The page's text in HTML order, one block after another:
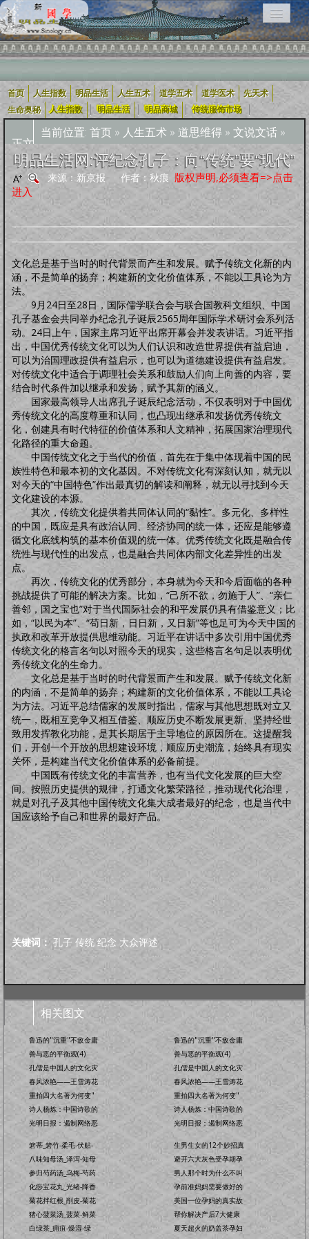
相关栏目导航：
用户入口导航
企业用户 道学五术 人生五术 社会科技 学术研究 宗教融合
道学经
典
四库全
书
苑
养生撷
粹
道家文
化
哲学宗
教
古典散
文
词
古典小
说
外国文
学
新约 旧
约
可兰经
约
学
佛教经
文
人生指数
人生指数 社会指数 职业指数 道德指数 基元指数 康寿指数
先天指数
上古咒语
明品生活
调养保健 鸡汤杂谈 风水家居 中正汉服 文化活动 海宇天堂
五力三要
虚拟人生
虚拟父母
人生五术
技能职场 婚恋家庭 人际社交 思维道德
道学五术
道学卜算术 道学命理术 道学仙山术 道学相术
道学医术
中药常识 中药方剂 药膳食谱 偏方秘方 药酒秘方 经络穴位
道医药浴
道医药茶
人间万象
综合动态 书画播报 文化活动
往事旧闻
动态公告 往事旧闻
婴童架构
新生婴儿 零壹岁婴儿 一三岁婴幼 三六岁幼儿 胎教常识
胎教音乐
心理行为
亲子游戏 安全教育 婴儿食谱 妈妈食谱
生命奥秘
生命探索 数理研究 医学技术 世界科研
先天根基
怀孕前 怀孕期 分娩期 产后期
婴幼卫保
健康教育 家居卫生 保健常识 卫生清洁 婴幼健康 护理卫生
日常除菌
日常消毒
首页 人生指数 明品生活 人生五术 道学五术 道学医术
先天术
生命奥秘
人生指数 | 明品生活 | 明品商城 | 传统服饰市场 |
当前位置: 首页 » 人生五术 » 道思维得 » 文说文话 »
正文
明品生活网:评纪念孔子：向“传统”要“现代”
来源：新京报 作者：秋痕 版权声明,必须查看=>点击
进入
文化总是基于当时的时代背景而产生和发展。赋予传统文化新的内
涵，不是简单的扬弃；构建新的文化价值体系，不能以工具论为方
法。
9月24日至28日，国际儒学联合会与联合国教科文组织、中国
孔子基金会共同举办纪念孔子诞辰2565周年国际学术研讨会系列活
动。24日上午，国家主席习近平出席开幕会并发表讲话。习近平指
出，中国优秀传统文化可以为人们认识和改造世界提供有益启迪，
可以为治国理政提供有益启示，也可以为道德建设提供有益启发。
对传统文化中适合于调理社会关系和鼓励人们向上向善的内容，要
结合时代条件加以继承和发扬，赋予其新的涵义。
国家最高领导人出席孔子诞辰纪念活动，不仅表明对于中国优
秀传统文化的高度尊重和认同，也凸现出继承和发扬优秀传统文
化，创建具有时代特征的价值体系和人文精神，拓展国家治理现代
化路径的重大命题。
中国传统文化之于当代的价值，首先在于集中体现着中国的民
族性特色和最本初的文化基因。不对传统文化有深刻认知，就无以
对今天的“中国特色”作出最真切的解读和阐释，就无以寻找到今天
文化建设的本源。
其次，传统文化提供着共同体认同的“黏性”。多元化、多样性
的中国，既应是具有政治认同、经济协同的统一体，还应是能够遵
循文化底线构筑的基本价值观的统一体。优秀传统文化既是融合传
统性与现代性的出发点，也是融合共同体内部文化差异性的出发
点。
再次，传统文化的优秀部分，本身就为今天和今后面临的各种
挑战提供了可能的解决方案。比如，“己所不欲，勿施于人”、“亲仁
善邻，国之宝也”对于当代国际社会的和平发展仍具有借鉴意义；比
如，“以民为本”、“苟日新，日日新，又日新”等也足可为今天中国的
执政和改革开放提供思维动能。习近平在讲话中多次引用中国优秀
传统文化的格言名句以对照今天的现实，这些格言名句足以表明优
秀传统文化的生命力。
文化总是基于当时的时代背景而产生和发展。赋予传统文化新
的内涵，不是简单的扬弃；构建新的文化价值体系，不能以工具论
为方法。习近平总结儒家的发展时指出，儒家与其他思想既对立又
统一，既相互竞争又相互借鉴、顺应历史不断发展更新、坚持经世
致用发挥教化功能，是其长期居于主导地位的原因所在。这提醒我
们，开创一个开放的思想建设环境，顺应历史潮流，始终具有现实
关怀，是构建当代文化价值体系的必备前提。
中国既有传统文化的丰富营养，也有当代文化发展的巨大空
间。按照历史提供的规律，打通文化繁荣路径，推动现代化治理，
就是对孔子及其他中国传统文化集大成者最好的纪念，也是当代中
国应该给予自己和世界的最好产品。
关键词： 孔子 传统 纪念 大众评述
相关图文
鲁迅的"沉重"不敌金庸
善与恶的平衡观(4)
孔儒是中国人的文化灾
春风浓艳——王雪涛花
重拍四大名著为何变"
诗人杨炼：中国诗歌的
光明日报：遏制网络恶
鲁迅的"沉重"不敌金庸
善与恶的平衡观(4)
孔儒是中国人的文化灾
春风浓艳——王雪涛花
重拍四大名著为何变"
诗人杨炼：中国诗歌的
光明日报：遏制网络恶
箬蒂_箬竹-柔毛-伏贴-
八味知母汤_泽泻-知母
参归芍药汤_乌梅-芍药
化痧宝花丸_光绪-降香
菊花拌红根_削皮-菊花
猪心菠菜汤_菠菜-鲜菜
白绿茶_痈疽-燥湿-绿
生男生女的12个妙招真
避开六大灰色受孕期孕
男人那个时为什么不叫
孕前准妈妈需要做好的
美国一位孕妈的真实故
帮你解决产后7大健康
夏天超火的奶盖茶孕妇